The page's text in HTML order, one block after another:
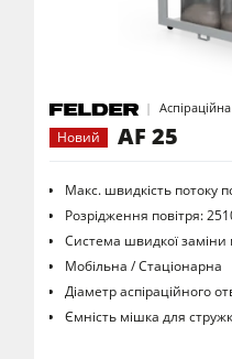
Новий
AF 25
Макс. швидкість потоку
Розрідження повітря:
Система швидкої заміни
Мобільна / Стаціонарна
Діаметр аспіраційного
Ємність мішка для